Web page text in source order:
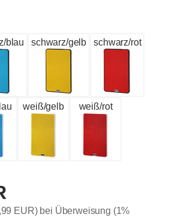
blau schwarz/gelb schwarz/rot
weiß/gelb weiß/rot
EUR) bei Überweisung (1%